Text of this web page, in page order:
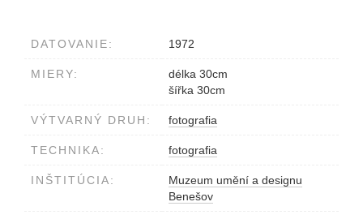
DATOVANIE: 1972
MIERY:
délka 30cm
šířka 30cm
VÝTVARNÝ DRUH: fotografia
TECHNIKA: fotografia
INŠTITÚCIA:
Muzeum umění a designu
Benešov